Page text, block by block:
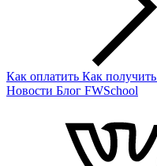
Как оплатить Как получить
Новости Блог FWSchool